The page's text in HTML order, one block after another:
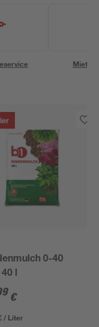
0-40
l
€
/ Liter